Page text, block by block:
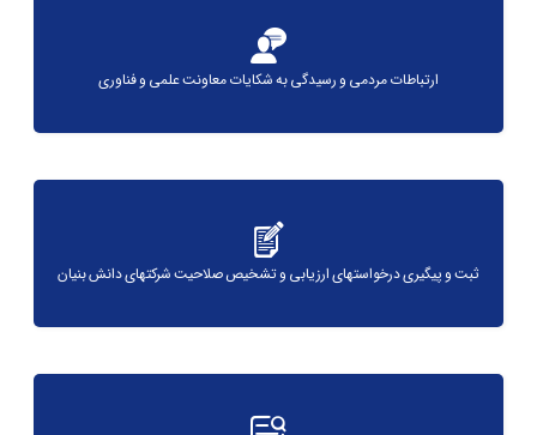
ارتباطات مردمی و رسیدگی به شکایات معاونت علمی و فناوری
ثبت و پیگیری درخواستهای ارزیابی و تشخیص صلاحیت شرکتهای دانش بنیان